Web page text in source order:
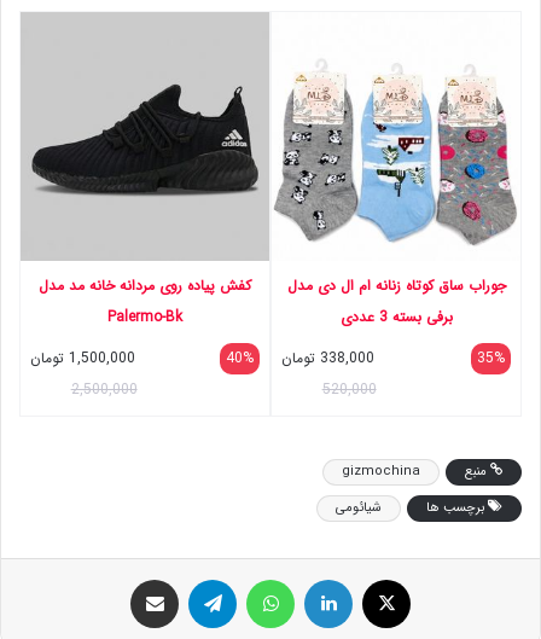
جوراب ساق کوتاه زنانه ام ال دی مدل
برفی بسته 3 عددی
35%
338,000 تومان
520,000
کفش پیاده روی مردانه خانه مد مدل
Palermo-Bk
40%
1,500,000 تومان
2,500,000
منبع
gizmochina
برچسب ها
شیائومی
ایکس لینکداین تلگرام